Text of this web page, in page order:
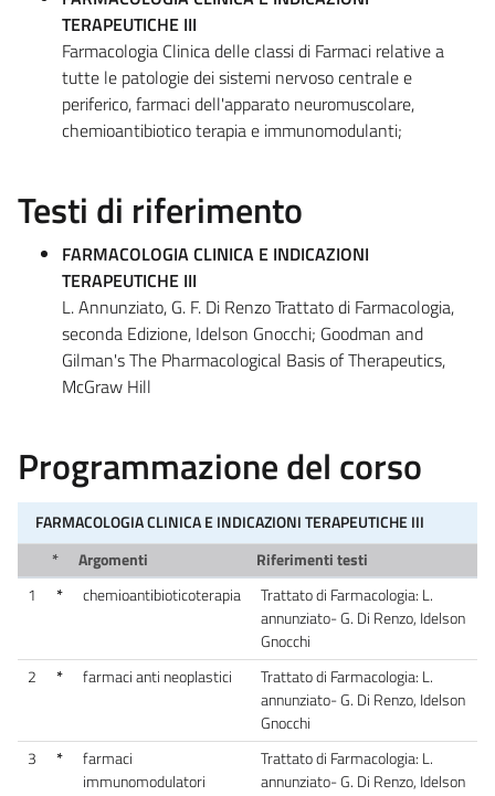
TERAPEUTICHE III
Farmacologia Clinica delle classi di Farmaci relative a
tutte le patologie dei sistemi nervoso centrale e
periferico, farmaci dell'apparato neuromuscolare,
chemioantibiotico terapia e immunomodulanti;
Testi di riferimento
FARMACOLOGIA CLINICA E INDICAZIONI
TERAPEUTICHE III
L. Annunziato, G. F. Di Renzo Trattato di Farmacologia,
seconda Edizione, Idelson Gnocchi; Goodman and
Gilman's The Pharmacological Basis of Therapeutics,
McGraw Hill
Programmazione del corso
FARMACOLOGIA CLINICA E INDICAZIONI TERAPEUTICHE III
*
Argomenti
Riferimenti testi
1
* chemioantibioticoterapia
Trattato di Farmacologia: L.
annunziato- G. Di Renzo, Idelson
Gnocchi
2
* farmaci anti neoplastici
Trattato di Farmacologia: L.
annunziato- G. Di Renzo, Idelson
Gnocchi
3
*
farmaci
immunomodulatori
Trattato di Farmacologia: L.
annunziato- G. Di Renzo, Idelson